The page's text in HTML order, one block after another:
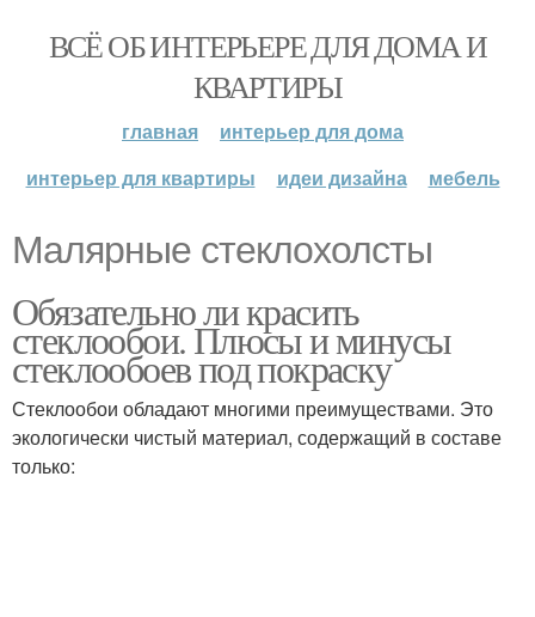
ВСЁ ОБ ИНТЕРЬЕРЕ ДЛЯ ДОМА И
КВАРТИРЫ
главная
интерьер для дома
интерьер для квартиры
идеи дизайна мебель
Малярные стеклохолсты
Обязательно ли красить
стеклообои. Плюсы и минусы
стеклообоев под покраску
Стеклообои обладают многими преимуществами. Это
экологически чистый материал, содержащий в составе
только: